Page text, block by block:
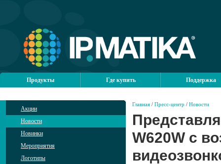
Продукты Где купить Поддержка
Акции
Новости
Новинки
Мероприятия
Логотипы
Главная / Пресс-центр / Новости
W620W с